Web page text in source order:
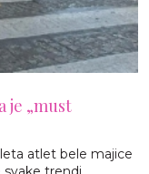
je „must
atlet bele majice